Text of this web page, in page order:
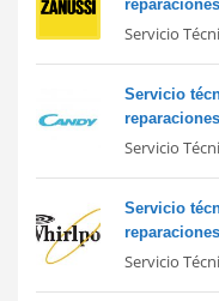
Servicio
Servicio
Servicio
Servicio
Servicio